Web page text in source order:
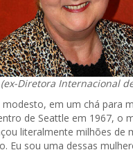
(ex-Diretora Internacional
em um chá para
de Seattle em 1967, o
literalmente milhões de
Eu sou uma dessas